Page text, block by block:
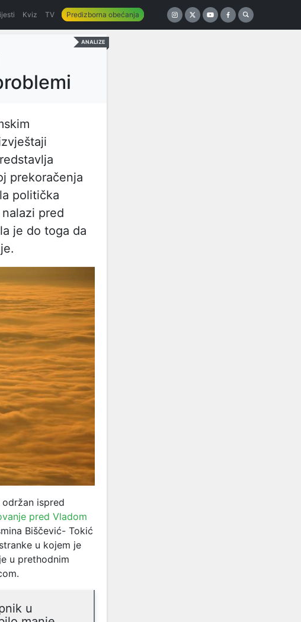
Kviz TV Predizborna obećanja
ANALIZE
prekoračenja
politička
pred
je do toga da
ispred
pred Vladom
Biščević- Tokić
u kojem je
u prethodnim
u